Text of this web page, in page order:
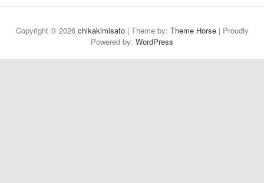
Copyright © 2026 chikakimisato| Theme by: Theme Horse| Proudly
Powered by: WordPress